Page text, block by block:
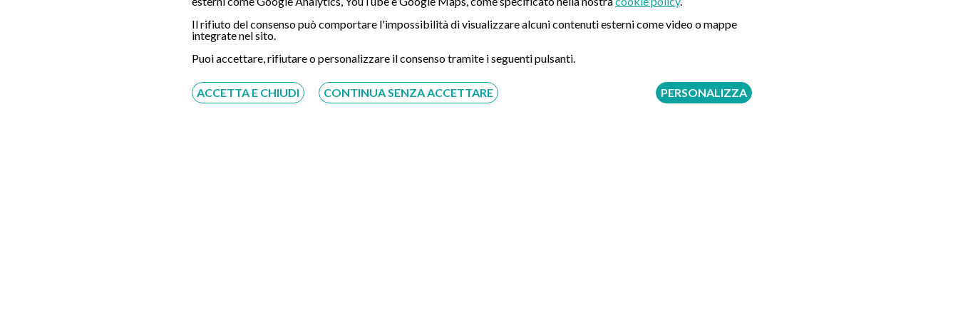
Il rifiuto del consenso può comportare l'impossibilità di visualizzare alcuni contenuti esterni come video o mappe
integrate nel sito.
Puoi accettare, rifiutare o personalizzare il consenso tramite i seguenti pulsanti.
ACCETTA E CHIUDI CONTINUA SENZA ACCETTARE PERSONALIZZA